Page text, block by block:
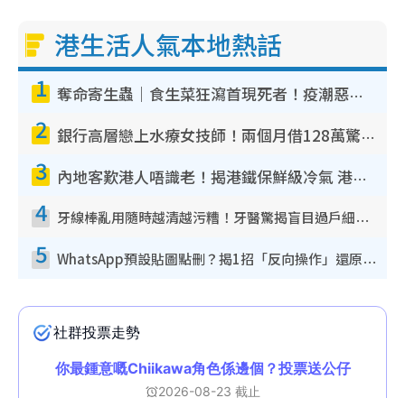
港生活人氣本地熱話
1 奪命寄生蟲｜食生菜狂瀉首現死者！疫潮惡化錄1.8萬宗病例 揭洗菜3大謬誤
2 銀行高層戀上水療女技師！兩個月借128萬驚覺「沉船」沉落火海 揭背後疑似邪教操控賣淫
3 內地客歎港人唔識老！揭港鐵保鮮級冷氣 港人求放過：咪投訴
4 牙線棒亂用隨時越清越污糟！牙醫驚揭盲目過戶細菌恐致蛀牙：呢種先係日常真保養
5 WhatsApp預設貼圖點刪？揭1招「反向操作」還原簡潔介面 附3步實測教學